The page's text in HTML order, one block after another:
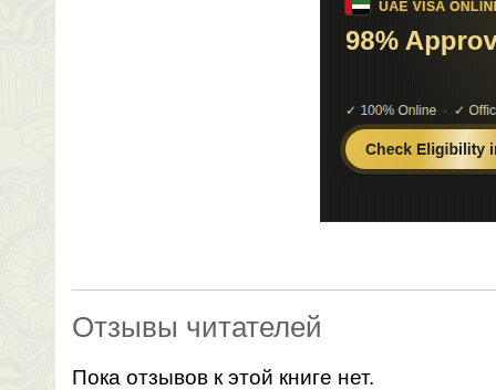
Отзывы читателей
Пока отзывов к этой книге нет.